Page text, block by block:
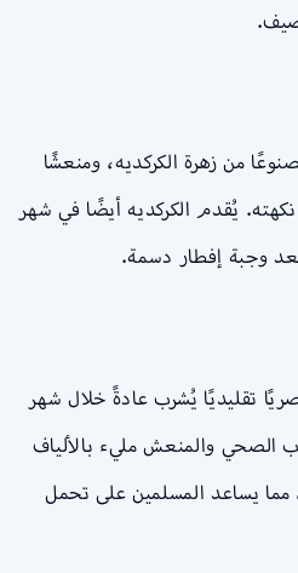
من زهرة الكركديه، ومنعشًا
يُقدم الكركديه أيضًا في شهر
وجبة إفطار دسمة.
تقليديًا يُشرب عادةً خلال شهر
الصحي والمنعش مليء بالألياف
مما يساعد المسلمين على تحمل